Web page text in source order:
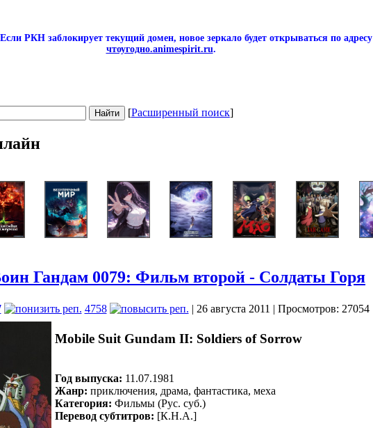
РКН заблокирует текущий домен, новое зеркало будет открываться по адресу
чтоугодно.animespirit.ru.
[Расширенный поиск]
Гандам 0079: Фильм второй - Солдаты Горя
4758 | 26 августа 2011 | Просмотров: 27054
Mobile Suit Gundam II: Soldiers of Sorrow
Год выпуска: 11.07.1981
Жанр: приключения, драма, фантастика, меха
Категория: Фильмы (Рус. суб.)
Перевод субтитров: [К.Н.А.]